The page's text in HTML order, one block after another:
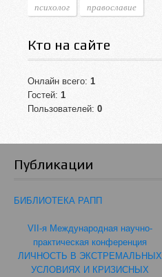
психолог
православие
Кто на сайте
Онлайн всего: 1
Гостей: 1
Пользователей: 0
Публикации
БИБЛИОТЕКА РАПП
VII-я Международная научно-
практическая конференция
ЛИЧНОСТЬ В ЭКСТРЕМАЛЬНЫХ
УСЛОВИЯХ И КРИЗИСНЫХ